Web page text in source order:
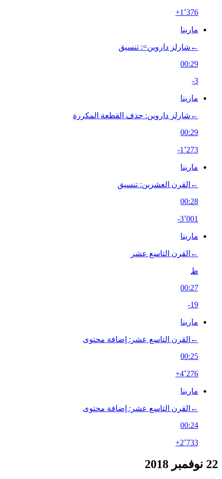
+1٬376
مارينا
←‏شارلز داروين=: تنسيق
00:29
-3
مارينا
←‏شارلز داروين: حذف القطعة المكررة
00:29
-1٬273
مارينا
←‏القرن العشرين: تنسيق
00:28
-3٬001
مارينا
←‏القرن التاسع عشر
ط
00:27
-19
مارينا
←‏القرن التاسع عشر: إضافة محتوى
00:25
+4٬276
مارينا
←‏القرن التاسع عشر: إضافة محتوى
00:24
+2٬733
22 نوفمبر 2018